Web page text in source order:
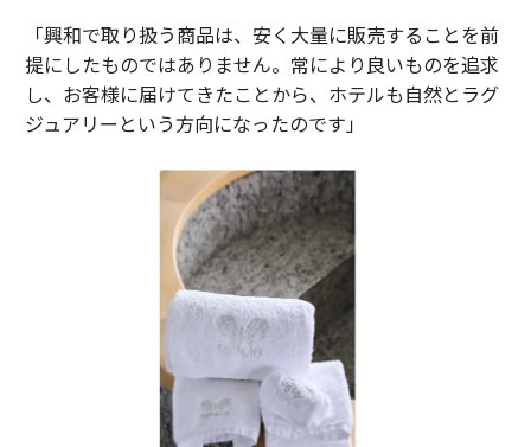
「興和で取り扱う商品は、安く大量に販売することを前
提にしたものではありません。常により良いものを追求
し、お客様に届けてきたことから、ホテルも自然とラグ
ジュアリーという方向になったのです」